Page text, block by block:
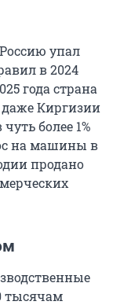
упал
в 2024
года страна
даже Киргизии
более 1%
на машины в
продано
тысячам